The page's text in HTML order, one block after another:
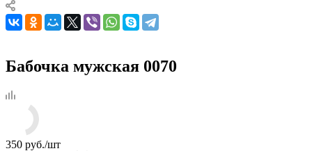
Бабочка мужская 0070
350 руб./шт